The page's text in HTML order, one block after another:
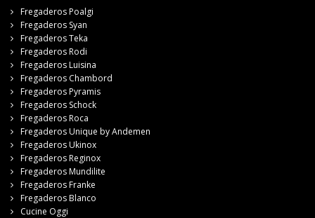
Fregaderos Poalgi
Fregaderos Syan
Fregaderos Teka
Fregaderos Rodi
Fregaderos Luisina
Fregaderos Chambord
Fregaderos Pyramis
Fregaderos Schock
Fregaderos Roca
Fregaderos Unique by Andemen
Fregaderos Ukinox
Fregaderos Reginox
Fregaderos Mundilite
Fregaderos Franke
Fregaderos Blanco
Cucine Oggi